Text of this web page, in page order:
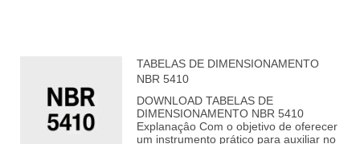
TABELAS DE DIMENSIONAMENTO
NBR 5410
DOWNLOAD TABELAS DE
DIMENSIONAMENTO NBR 5410
Explanaçâo Com o objetivo de oferecer
um instrumento prático para auxiliar no